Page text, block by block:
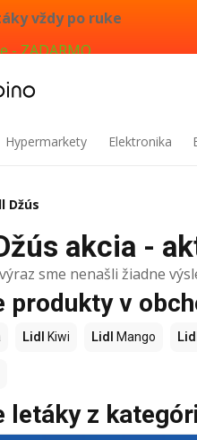
vždy po ruke
- ZADARMO
Hypermarkety Elektronika
Džús
akcia -
sme nenašli žiadne
produkty v
Lidl Kiwi Lidl Mango Lidl
letáky z